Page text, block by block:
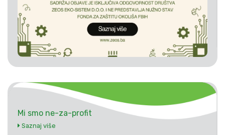
Mi smo ne-za-profit
Saznaj više